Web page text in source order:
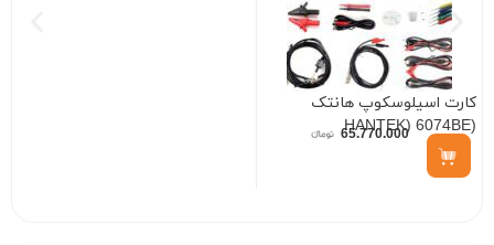
کارت اسیلوسکوپ هانتک
(HANTEK) 6074BE
65.770.000